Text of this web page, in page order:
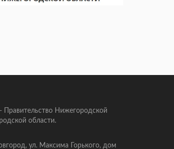
Правительство Нижегородской
области.
ул. Максима Горького, дом